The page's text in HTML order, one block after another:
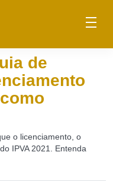
de
o licenciamento, o
IPVA 2021. Entenda